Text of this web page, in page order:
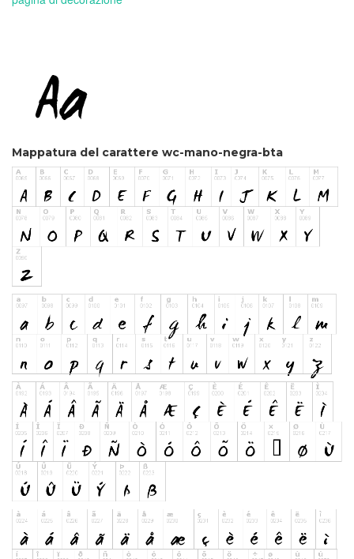
Mappatura del carattere wc-mano-negra-bta